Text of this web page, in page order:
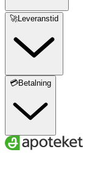
🚀Leveranstid
💳Betalning